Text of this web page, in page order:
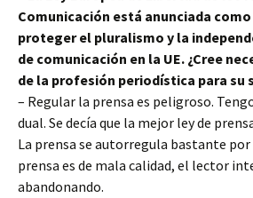
Comunicación está anunciada
proteger el pluralismo y la
de comunicación en la UE. ¿Cree
de la profesión periodística para su
– Regular la prensa es peligroso.
dual. Se decía que la mejor ley de
La prensa se autorregula bastante por
prensa es de mala calidad, el lector
abandonando.